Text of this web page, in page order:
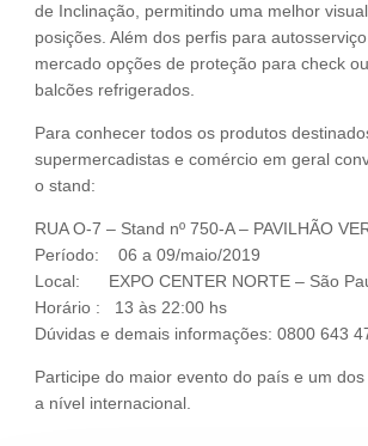
de Inclinação, permitindo uma melhor
posições. Além dos perfis para
mercado opções de proteção para check
balcões refrigerados.
Para conhecer todos os produtos
supermercadistas e comércio em geral
o stand:
RUA O-7 – Stand nº 750-A – PAVILHÃO
Período: 06 a 09/maio/2019
Local: EXPO CENTER NORTE – São
Horário : 13 às 22:00 hs
Dúvidas e demais informações: 0800 643
Participe do maior evento do país e um
a nível internacional.